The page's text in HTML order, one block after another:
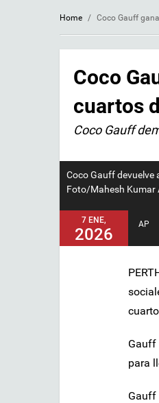
Home / Coco Gauff
Coco
cuartos
Coco Gauff
Coco Gauff devuelve
Foto/Mahesh Kumar
7 ENE,
2026
AP
para
Gauff